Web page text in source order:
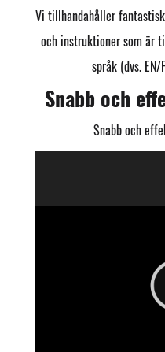
Vi tillhandahåller
och instruktioner som är
språk (dvs. EN/
Snabb och
Snabb och